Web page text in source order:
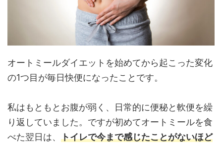
オートミールダイエットを始めてから起こった変化
の1つ目が毎日快便になったことです。
私はもともとお腹が弱く、日常的に便秘と軟便を繰
り返していました。ですが初めてオートミールを食
べた翌日は、 トイレで今まで感じたことがないほど